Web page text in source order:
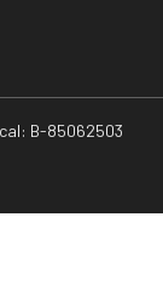
B-85062503